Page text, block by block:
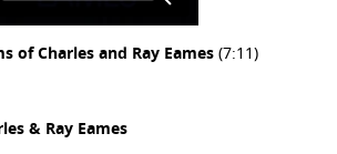
of Charles and Ray Eames (7:11)
& Ray Eames